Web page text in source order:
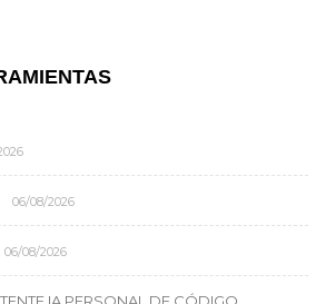
06/08/2026
06/08/2026